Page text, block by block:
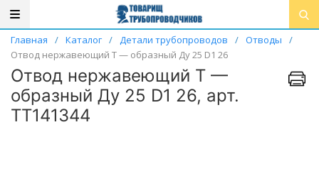
Главная / Каталог / Детали трубопроводов / Отводы
/
Отвод нержавеющий Т — образный Ду 25 D1 26
Отвод нержавеющий Т —
образный Ду 25 D1 26, арт.
ТТ141344